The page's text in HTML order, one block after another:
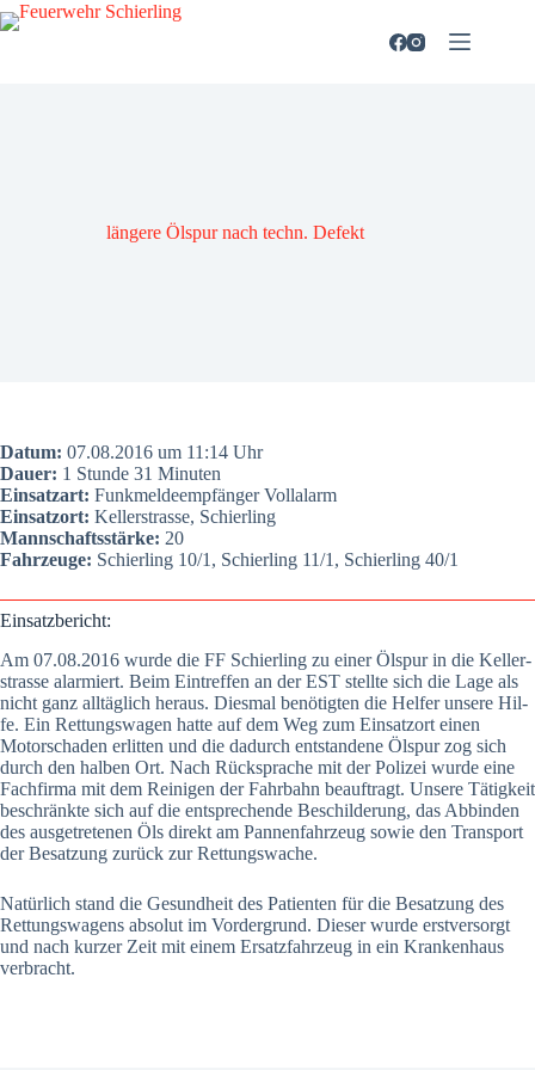
Zum
Inhalt
län­ge­re Ölspur nach techn. Defekt
Datum: 07.08.2016 um 11:14 Uhr
Dau­er: 1 Stun­de 31 Minu­ten
Ein­satz­art: Funk­mel­de­emp­fän­ger Voll­alarm
Ein­satz­ort: Kel­ler­stras­se, Schier­ling
Mann­schafts­stär­ke: 20
Fahr­zeu­ge: Schier­ling 10/1, Schier­ling 11/1, Schier­ling 40/1
Ein­satz­be­richt:
Am 07.08.2016 wur­de die FF Schier­ling zu einer Ölspur in die Kel­ler­
stras­se alar­miert. Beim Ein­tref­fen an der EST stell­te sich die Lage als
nicht ganz all­täg­lich her­aus. Dies­mal benö­tig­ten die Hel­fer unse­re Hil­
fe. Ein Ret­tungs­wa­gen hat­te auf dem Weg zum Ein­satz­ort einen
Motor­scha­den erlit­ten und die dadurch ent­stan­de­ne Ölspur zog sich
durch den hal­ben Ort. Nach Rück­spra­che mit der Poli­zei wur­de eine
Fach­fir­ma mit dem Rei­ni­gen der Fahr­bahn beauf­tragt. Unse­re Tätig­keit
beschränk­te sich auf die ent­spre­chen­de Beschil­de­rung, das Abbin­den
des aus­ge­tre­te­nen Öls direkt am Pan­nen­fahr­zeug sowie den Trans­port
der Besat­zung zurück zur Ret­tungs­wa­che.
Natür­lich stand die Gesund­heit des Pati­en­ten für die Besat­zung des
Ret­tungs­wa­gens abso­lut im Vor­der­grund. Die­ser wur­de erst­ver­sorgt
und nach kur­zer Zeit mit einem Ersatz­fahr­zeug in ein Kran­ken­haus
ver­bracht.